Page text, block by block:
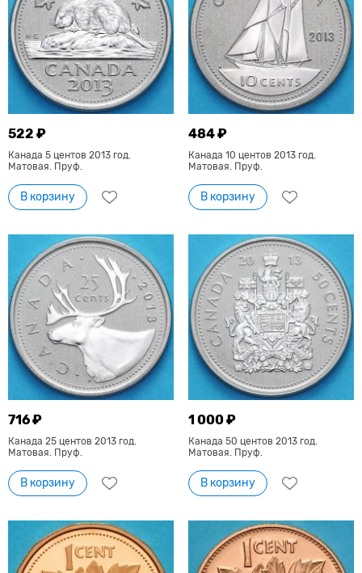
522 ₽
Канада 5 центов 2013 год.
Матовая. Пруф.
В корзину
484 ₽
Канада 10 центов 2013 год.
Матовая. Пруф.
В корзину
716 ₽
Канада 25 центов 2013 год.
Матовая. Пруф.
В корзину
1 000 ₽
Канада 50 центов 2013 год.
Матовая. Пруф.
В корзину